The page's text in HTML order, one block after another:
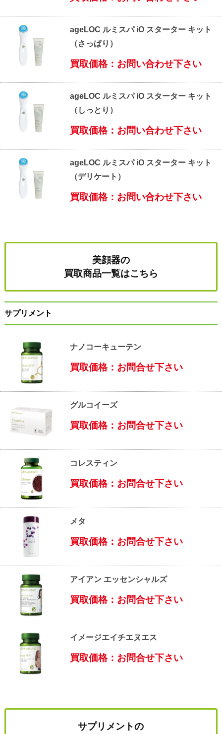
ageLOC ルミスパ iO スターター キット
（さっぱり）
買取価格：お問い合わせ下さい
ageLOC ルミスパ iO スターター キット
（しっとり）
買取価格：お問い合わせ下さい
ageLOC ルミスパ iO スターター キット
（デリケート）
買取価格：お問い合わせ下さい
美顔器の
買取商品一覧はこちら
サプリメント
ナノコーキューテン
買取価格：お問合せ下さい
グルコイーズ
買取価格：お問合せ下さい
コレスティン
買取価格：お問合せ下さい
メタ
買取価格：お問合せ下さい
アイアン エッセンシャルズ
買取価格：お問合せ下さい
イメージエイチエヌエス
買取価格：お問合せ下さい
サプリメントの